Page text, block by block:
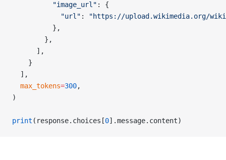
          "image_url"
: {
            "url"
:
"https://upload.wikimedia.org/
          },
        },
      ],
    }
  ],
  max_tokens
=300,
)
print (response.choices[0].message.content)